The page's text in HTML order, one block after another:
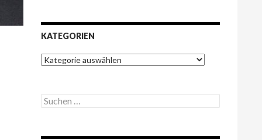
KATEGORIEN
K
a
g
o
S
u